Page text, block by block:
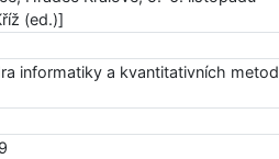
(ed.)]
informatiky a kvantitativních metod